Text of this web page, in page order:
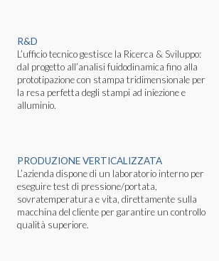
R&D
L’ufficio tecnico gestisce la Ricerca & Sviluppo:
dal progetto all’analisi fuidodinamica fino alla
prototipazione con stampa tridimensionale per
la resa perfetta degli stampi ad iniezione e
alluminio.
PRODUZIONE VERTICALIZZATA
L’azienda dispone di un laboratorio interno per
eseguire test di pressione/portata,
sovratemperatura e vita, direttamente sulla
macchina del cliente per garantire un controllo
qualità superiore.